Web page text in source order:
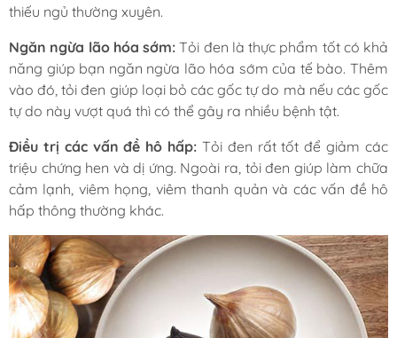
thiếu ngủ thường xuyên.
Ngăn ngừa lão hóa sớm:Tỏi đen là thực phẩm tốt có khả
năng giúp bạn ngăn ngừa lão hóa sớm của tế bào. Thêm
vào đó, tỏi đen giúp loại bỏ các gốc tự do mà nếu các gốc
tự do này vượt quá thì có thể gây ra nhiều bệnh tật.
Điều trị các vấn đề hô hấp: Tỏi đen rất tốt để giảm các
triệu chứng hen và dị ứng. Ngoài ra, tỏi đen giúp làm chữa
cảm lạnh, viêm họng, viêm thanh quản và các vấn đề hô
hấp thông thường khác.